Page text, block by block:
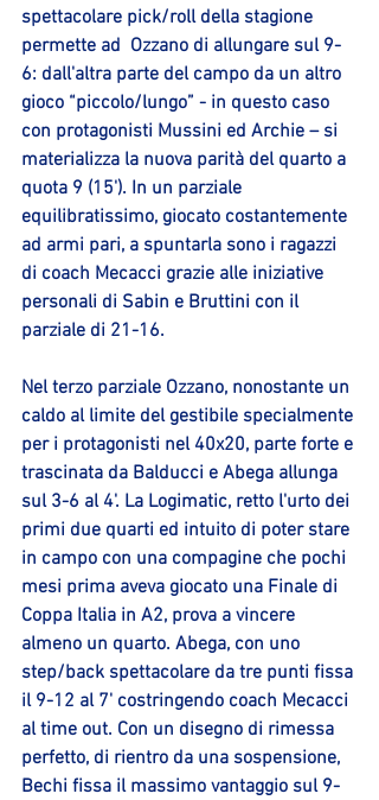
spettacolare pick/roll della stagione
permette ad  Ozzano di allungare sul 9-
6: dall'altra parte del campo da un altro
gioco “piccolo/lungo” - in questo caso
con protagonisti Mussini ed Archie – si
materializza la nuova parità del quarto a
quota 9 (15'). In un parziale
equilibratissimo, giocato costantemente
ad armi pari, a spuntarla sono i ragazzi
di coach Mecacci grazie alle iniziative
personali di Sabin e Bruttini con il
parziale di 21-16.
Nel terzo parziale Ozzano, nonostante un
caldo al limite del gestibile specialmente
per i protagonisti nel 40x20, parte forte e
trascinata da Balducci e Abega allunga
sul 3-6 al 4'. La Logimatic, retto l'urto dei
primi due quarti ed intuito di poter stare
in campo con una compagine che pochi
mesi prima aveva giocato una Finale di
Coppa Italia in A2, prova a vincere
almeno un quarto. Abega, con uno
step/back spettacolare da tre punti fissa
il 9-12 al 7' costringendo coach Mecacci
al time out. Con un disegno di rimessa
perfetto, di rientro da una sospensione,
Bechi fissa il massimo vantaggio sul 9-